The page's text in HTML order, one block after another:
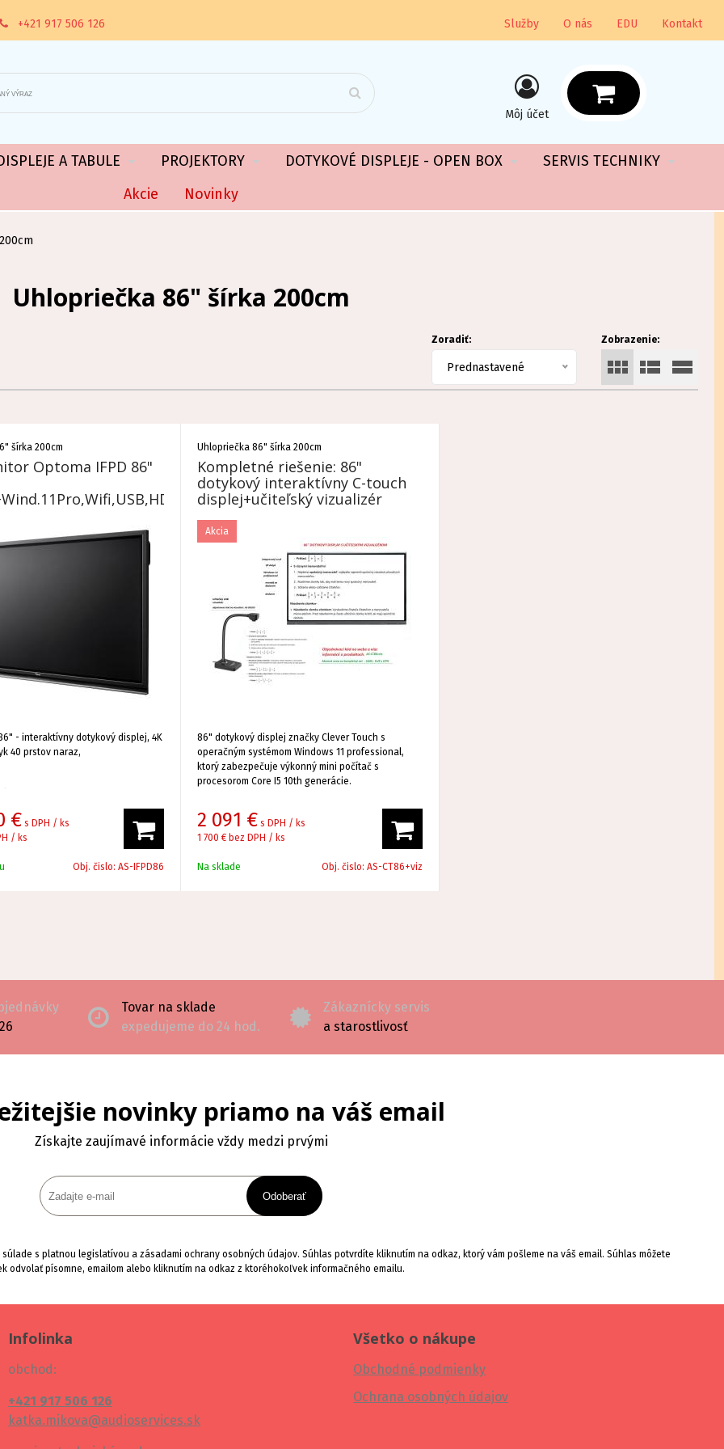
+421 917 506 126 Služby O nás EDU Kontakt
Môj účet
A TABULE PROJEKTORY DOTYKOVÉ DISPLEJE - OPEN BOX
SERVIS TECHNIKY
Akcie
Novinky
Uhlopriečka 86" šírka 200cm
Zobrazenie:
Zoradiť:
Prednastavené
šírka 200cm
IFPD 86"
- interaktívny dotykový displej, 4K
40 prstov naraz,
počítač HP , CPU Intel Core i5 -
8GB DDR4,256SSD.
€ s DPH / ks
/ ks
Obj. čislo: AS-IFPD86
Uhlopriečka 86" šírka 200cm
Kompletné riešenie: 86"
dotykový interaktívny C-touch
displej+učiteľský vizualizér
Akcia
86" dotykový displej značky Clever Touch s
operačným systémom Windows 11 professional,
ktorý zabezpečuje výkonný mini počítač s
procesorom Core I5 10th generácie.
Učiteľský USB vizualizér (kamera) - ktorý
zabezpečuje prenos aktuálnej snímanej situácie,
obrazovku.
2 091 € s DPH / ks
1 700 € bez DPH / ks
Na sklade Obj. čislo: AS-CT86+viz
Tovar na sklade
expedujeme do 24 hod.
Zákaznícky servis
a starostlivosť
novinky priamo na váš email
Získajte zaujímavé informácie vždy medzi prvými
Odoberať
s platnou legislatívou a zásadami ochrany osobných údajov. Súhlas potvrdíte kliknutím na odkaz, ktorý vám pošleme na váš email. Súhlas môžete
odvolať písomne, emailom alebo kliknutím na odkaz z ktoréhokoľvek informačného emailu.
Infolinka
obchod:
+421 917 506 126
katka.mikova@audioservices.sk
Všetko o nákupe
Obchodné podmienky
Ochrana osobných údajov